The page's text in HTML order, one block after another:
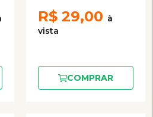
R$ 29,00
COMPRAR